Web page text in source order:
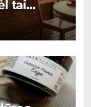
tai